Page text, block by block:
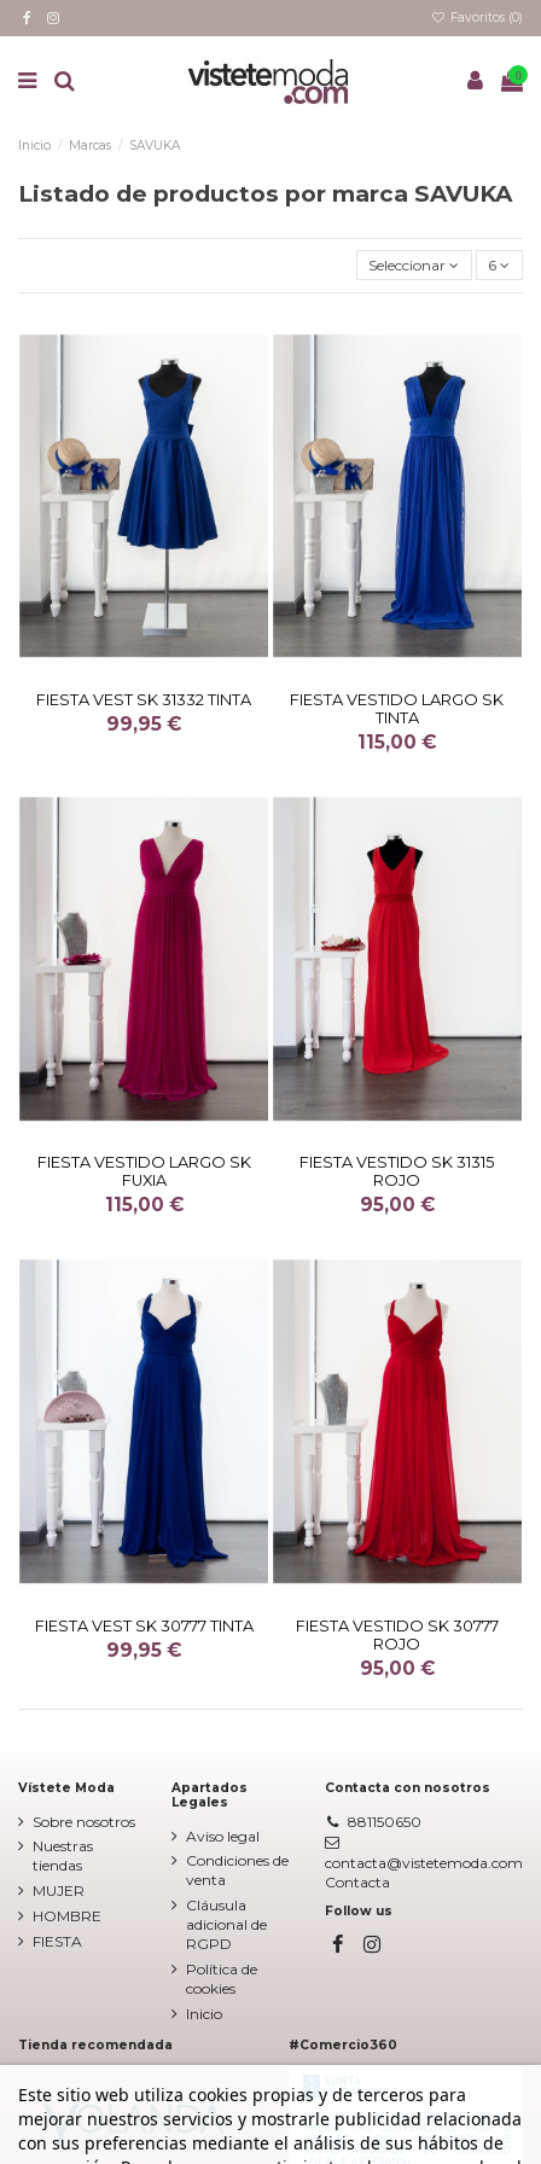
Favoritos (0)
0
Inicio Marcas SAVUKA
Listado de productos por marca SAVUKA
Seleccionar 6
FIESTA VEST SK 31332 TINTA
99,95 €
FIESTA VESTIDO LARGO SK
TINTA
115,00 €
FIESTA VESTIDO LARGO SK
FUXIA
115,00 €
FIESTA VESTIDO SK 31315
ROJO
95,00 €
FIESTA VEST SK 30777 TINTA
99,95 €
FIESTA VESTIDO SK 30777
ROJO
95,00 €
Vístete Moda
Sobre nosotros
Nuestras
tiendas
MUJER
HOMBRE
FIESTA
Apartados
Legales
Aviso legal
Condiciones de
venta
Cláusula
adicional de
RGPD
Política de
cookies
Inicio
Contacta con nosotros
881150650
contacta@vistetemoda.com
Contacta
Follow us
Este sitio web utiliza cookies propias y de terceros para
mejorar nuestros servicios y mostrarle publicidad relacionada
con sus preferencias mediante el análisis de sus hábitos de
Tienda recomendada #Comercio360